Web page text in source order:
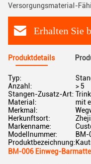
Versorgungsmaterial-
Erhalten Sie
Produktdetails
Typ:
Anzahl:
> 5
Stangen-Zusatz-Art:
Material:
mit
Merkmal:
Herkunftsort:
Markenname:
Modellnummer:
BM-
Produktbezeichnung:
BM-006 Einweg-